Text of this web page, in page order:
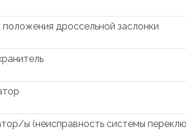
положения дроссельной заслонки
ы (неисправность системы